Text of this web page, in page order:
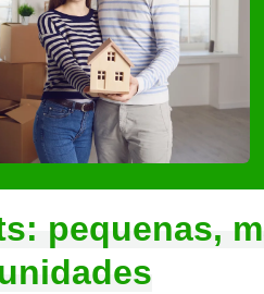
pequenas,